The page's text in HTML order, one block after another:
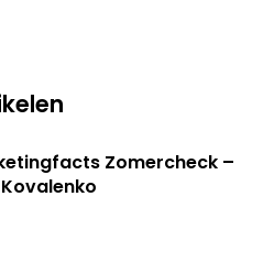
Zomercheck –